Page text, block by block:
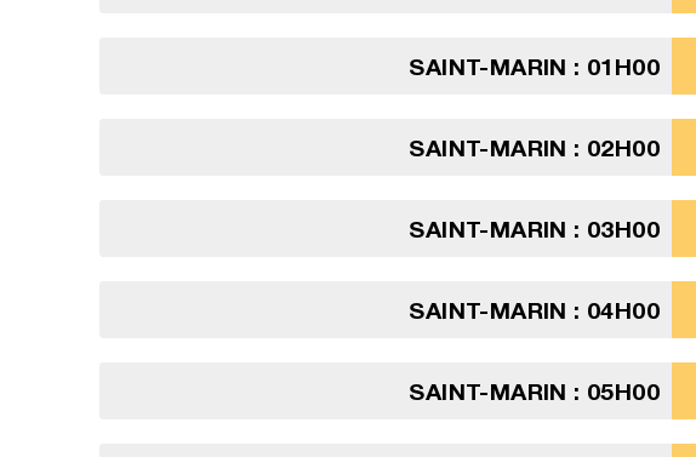
SAINT-MARIN : 01H00
SAINT-MARIN : 02H00
SAINT-MARIN : 03H00
SAINT-MARIN : 04H00
SAINT-MARIN : 05H00